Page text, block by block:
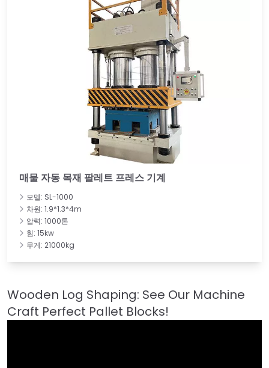
매물 자동 목재 팔레트 프레스 기계
모델: SL-1000
차원: 1.9*1.3*4m
압력: 1000톤
힘: 15kw
무게: 21000kg